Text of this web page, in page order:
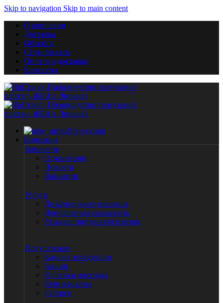
Skip to navigation Skip to main content
О компании
Доставка
Объекты
Сертификаты
Оплата и доставка
Контакты
Продукция
Компания
Компания
О компании
Новости
Вакансии
Услуги
Дизайн-проект мощения
Дополненная реальность
Укладка тротуарной плитки
Покупателям
Каталог продукции
Акции
Оплата и доставка
Сертификаты
Галерея